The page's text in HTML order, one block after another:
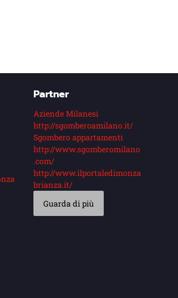
Partner
Aziende Milanesi
http://sgomberoamilano.it/
Sgombero appartamenti
http://www.sgomberomilano
.com/
http://www.ilportaledimonza
brianza.it/
Guarda di più